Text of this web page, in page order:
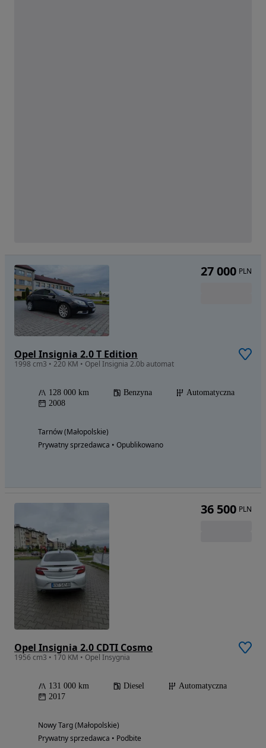
Opel Insignia 2.0 T Edition
1998 cm3 • 220 KM • Opel Insignia 2.0b automat
128 000 km Benzyna
Automatyczna
2008
Tarnów (Małopolskie)
Prywatny sprzedawca • Opublikowano
27 000 PLN
Opel Insignia 2.0 CDTI Cosmo
1956 cm3 • 170 KM • Opel Insygnia
131 000 km Diesel
Automatyczna
2017
Nowy Targ (Małopolskie)
Prywatny sprzedawca • Podbite
36 500 PLN